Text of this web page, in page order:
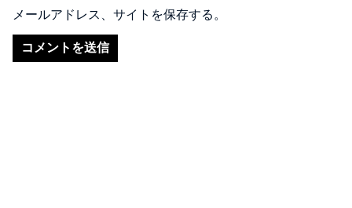
メールアドレス、サイトを保存する。